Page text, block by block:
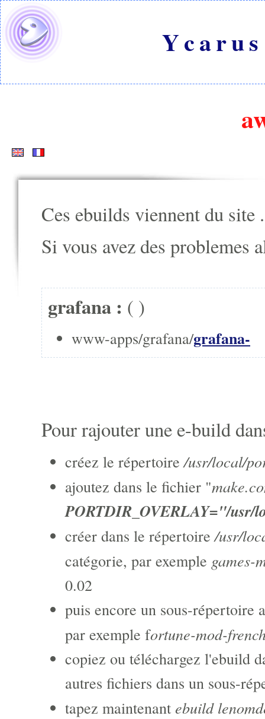
Ces ebuilds viennent du site .
Si vous avez des problemes
grafana : ( )
www-apps/grafana/grafana-
Pour rajouter une e-build
créez le répertoire/usr/local/
ajoutez dans le fichier "
PORTDIR_OVERLAY="/usr/
créer dans le répertoire/usr/
catégorie, par exemple games-
0.02
puis encore un sous-répertoire
par exemple fortune-mod-
copiez ou téléchargez l'ebuild
autres fichiers dans un sous-
tapez maintenant ebuild